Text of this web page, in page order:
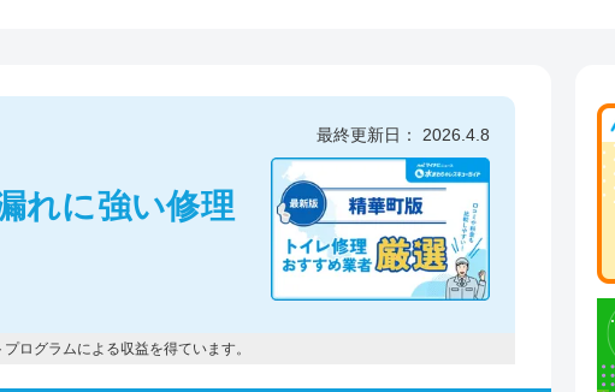
れに強い修理
最終更新日： 2026.4.8
ログラムによる収益を得ています。